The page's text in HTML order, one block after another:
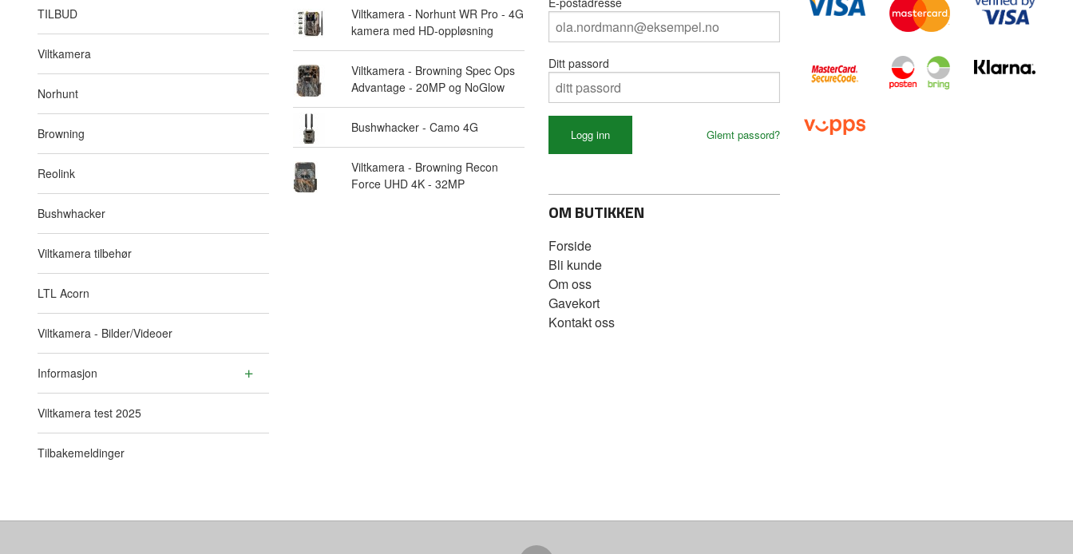
TILBUD
Viltkamera
Norhunt
Browning
Reolink
Bushwhacker
Viltkamera tilbehør
LTL Acorn
Viltkamera - Bilder/Videoer
Informasjon
Viltkamera test 2025
Tilbakemeldinger
Viltkamera - Norhunt WR Pro - 4G
kamera med HD-oppløsning
Viltkamera - Browning Spec Ops
Advantage - 20MP og NoGlow
Bushwhacker - Camo 4G
Viltkamera - Browning Recon
Force UHD 4K - 32MP
Ditt passord
Glemt passord?
OM BUTIKKEN
Forside
Bli kunde
Om oss
Gavekort
Kontakt oss